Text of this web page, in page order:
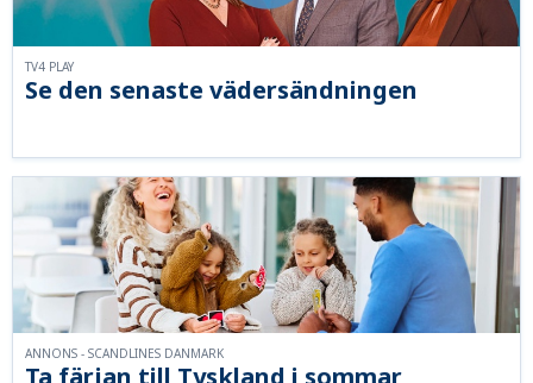
Se den senaste vädersändningen
TV4 PLAY
ANNONS - SCANDLINES DANMARK